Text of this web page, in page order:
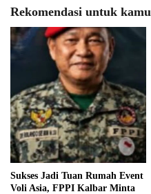
Rekomendasi untuk kamu
Sukses Jadi Tuan Rumah Event
Voli Asia, FPPI Kalbar Minta